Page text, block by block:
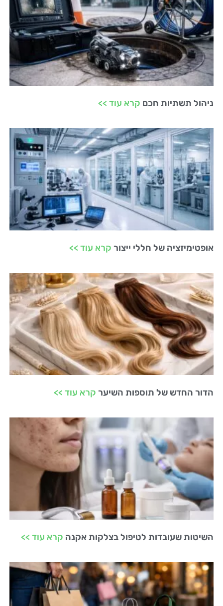
ניהול תשתיות חכם קרא עוד >>
אופטימיזציה של חללי ייצור קרא עוד >>
הדור החדש של תוספות השיער קרא עוד >>
השיטות שעובדות לטיפול בצלקות אקנה קרא עוד >>